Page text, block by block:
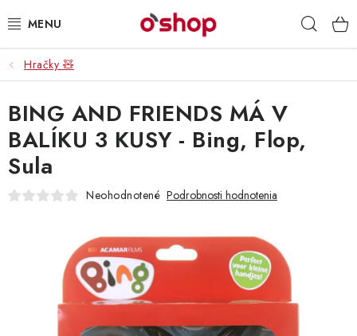
na
OSOBNÁ STAROSTLIVOSŤ
POTRAVINY
HRAČKY 🧸
DROGÉRIA
ZACHRÁŇTE PRODUKTY
Doprava a platby
Hračky 🧸
BING AND FRIENDS MÁ V
BALÍKU 3 KUSY - Bing, Flop,
Sula
Neohodnotené Podrobnosti hodnotenia